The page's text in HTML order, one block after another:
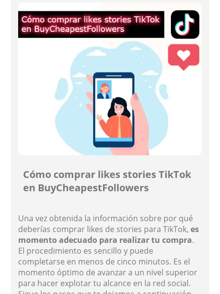
Cómo comprar likes stories TikTok
en BuyCheapestFollowers
Una vez obtenida la información sobre por qué
deberías comprar likes de stories para TikTok, es
momento adecuado para realizar tu compra.
El procedimiento es sencillo y puede
completarse en menos de cinco minutos. Es el
momento óptimo de avanzar a un nivel superior
para hacer explotar tu alcance en la red social.